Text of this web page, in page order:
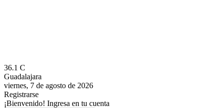
36.1 C
Guadalajara
viernes, 7 de agosto de 2026
Registrarse
¡Bienvenido! Ingresa en tu cuenta